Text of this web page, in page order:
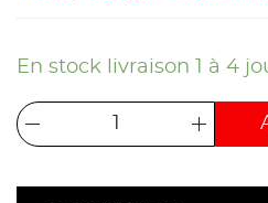
En stock livraison 1 à 4